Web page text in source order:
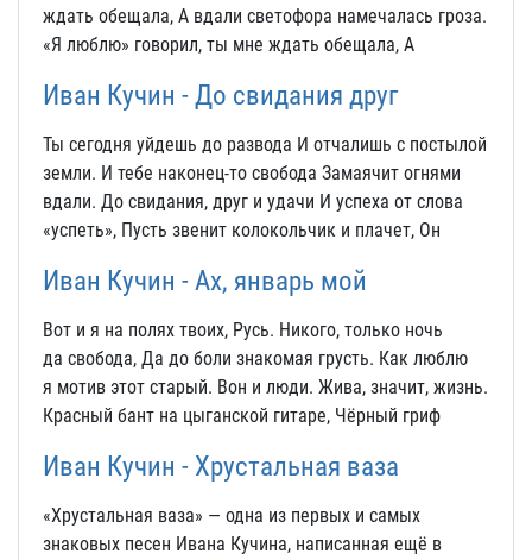
ждать обещала, А вдали светофора намечалась гроза.
«Я люблю» говорил, ты мне ждать обещала, А
Иван Кучин - До свидания друг
Ты сегодня уйдешь до развода И отчалишь с постылой
земли. И тебе наконец-то свобода Замаячит огнями
вдали. До свидания, друг и удачи И успеха от слова
«успеть», Пусть звенит колокольчик и плачет, Он
Иван Кучин - Ах, январь мой
Вот и я на полях твоих, Русь. Никого, только ночь
да свобода, Да до боли знакомая грусть. Как люблю
я мотив этот старый. Вон и люди. Жива, значит, жизнь.
Красный бант на цыганской гитаре, Чёрный гриф
Иван Кучин - Хрустальная ваза
«Хрустальная ваза» — одна из первых и самых
знаковых песен Ивана Кучина, написанная ещё в